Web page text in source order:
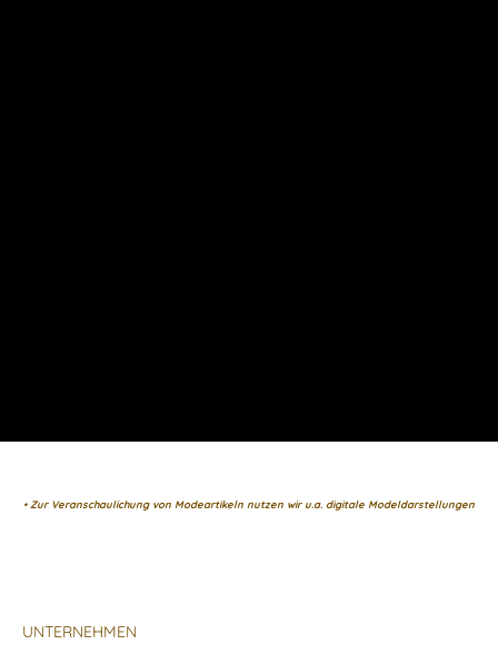
• Zur Veranschaulichung von Modeartikeln nutzen wir u.a. digitale Modeldarstellungen
UNTERNEHMEN